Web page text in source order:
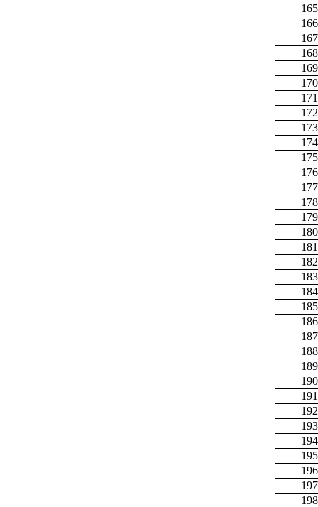
165
166
167
168
169
170
171
172
173
174
175
176
177
178
179
180
181
182
183
184
185
186
187
188
189
190
191
192
193
194
195
196
197
198